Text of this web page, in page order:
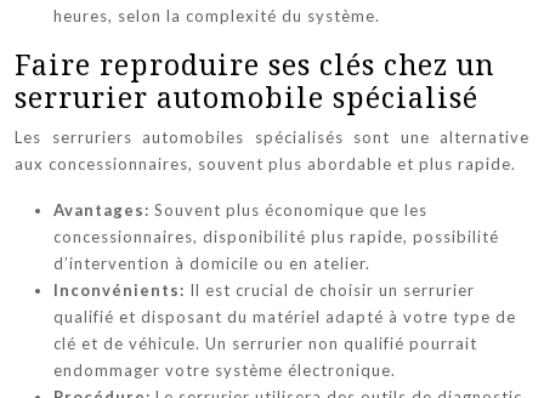
heures, selon la complexité du système.
Faire reproduire ses clés chez un
serrurier automobile spécialisé
Les serruriers automobiles spécialisés sont une alternative
aux concessionnaires, souvent plus abordable et plus rapide.
Avantages: Souvent plus économique que les
concessionnaires, disponibilité plus rapide, possibilité
d’intervention à domicile ou en atelier.
Inconvénients: Il est crucial de choisir un serrurier
qualifié et disposant du matériel adapté à votre type de
clé et de véhicule. Un serrurier non qualifié pourrait
endommager votre système électronique.